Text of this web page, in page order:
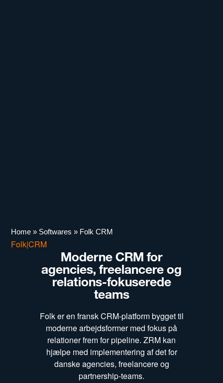
Home » Softwares » Folk CRM
Folk|CRM
Moderne CRM for
agencies, freelancere og
relations-fokuserede
teams
Folk er en fransk CRM-platform bygget til
moderne arbejdsformer med fokus på
relationer frem for pipeline. ZRM kan
hjælpe med implementering af det for
danske agencies, freelancere og
partnership-teams.